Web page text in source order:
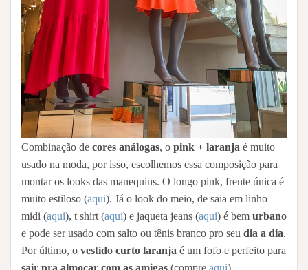
Combinação de cores análogas, o pink + laranja é muito
usado na moda, por isso, escolhemos essa composição para
montar os looks das manequins. O longo pink, frente única é
muito estiloso (aqui). Já o look do meio, de saia em linho
midi (aqui), t shirt (aqui) e jaqueta jeans (aqui) é bem urbano
e pode ser usado com salto ou tênis branco pro seu dia a dia.
Por último, o vestido curto laranja é um fofo e perfeito para
sair pra almoçar com as amigas (compre aqui).